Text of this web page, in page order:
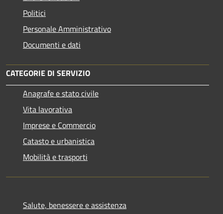
Politici
Personale Amministrativo
Documenti e dati
CATEGORIE DI SERVIZIO
Anagrafe e stato civile
Vita lavorativa
Imprese e Commercio
Catasto e urbanistica
Mobilità e trasporti
Salute, benessere e assistenza